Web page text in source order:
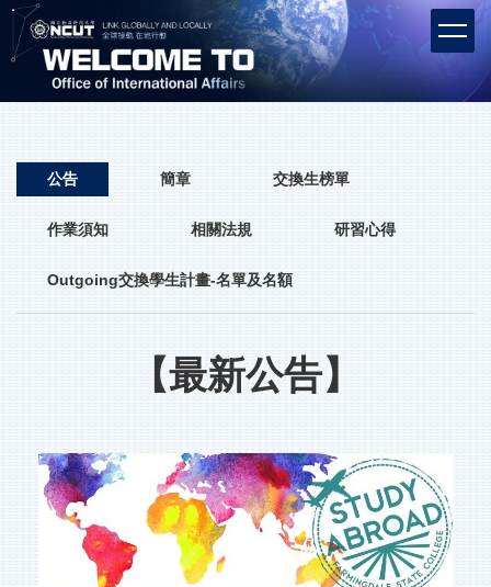
跳
到
主
內
公告
簡章 交換生榜單
作業須知 相關法規 研習心得
Outgoing交換學生計畫-名單及名額
【最新公告】